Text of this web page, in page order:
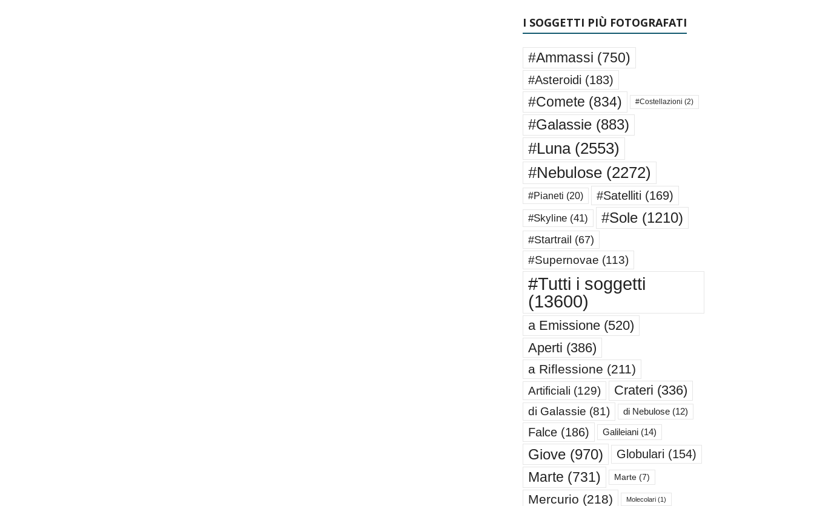
I SOGGETTI PIÙ FOTOGRAFATI
#Ammassi (750)
#Asteroidi (183)
#Comete (834) #Costellazioni (2)
#Galassie(883)
#Luna(2553)
#Nebulose(2272)
#Pianeti (20) #Satelliti (169)
#Skyline(41) #Sole(1210)
#Startrail (67)
#Supernovae (113)
#Tutti i soggetti
(13600)
a Emissione(520)
Aperti (386)
a Riflessione (211)
Artificiali (129) Crateri (336)
di Galassie (81) di Nebulose(12)
Falce(186) Galileiani(14)
Giove(970) Globulari (154)
Marte (731) Marte(7)
Mercurio (218) Molecolari(1)